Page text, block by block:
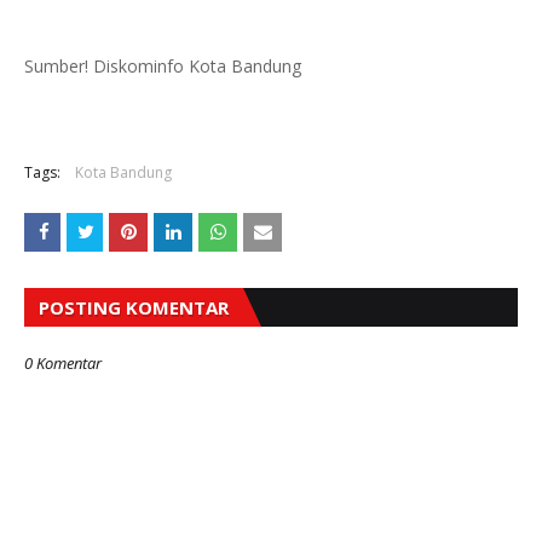
Sumber! Diskominfo Kota Bandung
Tags: Kota Bandung
POSTING KOMENTAR
0 Komentar